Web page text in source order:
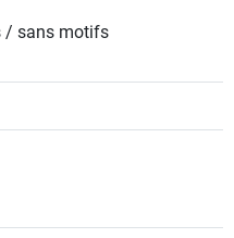
/ sans motifs